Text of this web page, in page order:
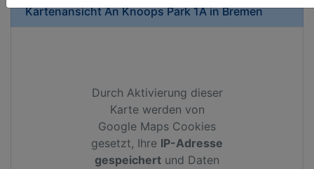
KartenansichtAn Knoops Park 1AinBremen
Durch Aktivierung dieser
Karte werden von
Google Maps Cookies
gesetzt, Ihre IP-Adresse
gespeichert und Daten